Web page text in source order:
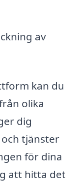
av
kan du
olika
dig
tjänster
för dina
att hitta det